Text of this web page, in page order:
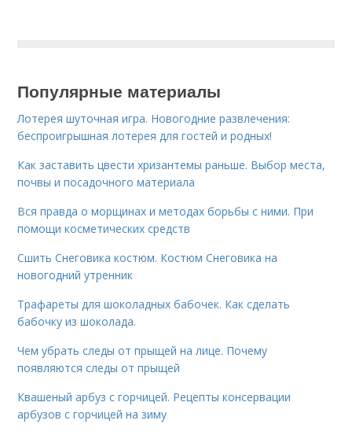
Популярные материалы
Лотерея шуточная игра. Новогодние развлечения:
беспроигрышная лотерея для гостей и родных!
Как заставить цвести хризантемы раньше. Выбор места,
почвы и посадочного материала
Вся правда о морщинах и методах борьбы с ними. При
помощи косметических средств
Сшить Снеговика костюм. Костюм Снеговика на
новогодний утренник
Трафареты для шоколадных бабочек. Как сделать
бабочку из шоколада.
Чем убрать следы от прыщей на лице. Почему
появляются следы от прыщей
Квашеный арбуз с горчицей. Рецепты консервации
арбузов с горчицей на зиму